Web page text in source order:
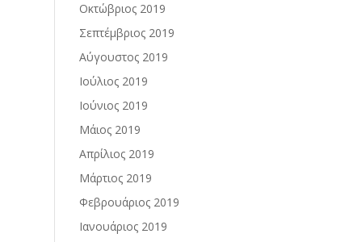
Οκτώβριος 2019
Σεπτέμβριος 2019
Αύγουστος 2019
Ιούλιος 2019
Ιούνιος 2019
Μάιος 2019
Απρίλιος 2019
Μάρτιος 2019
Φεβρουάριος 2019
Ιανουάριος 2019